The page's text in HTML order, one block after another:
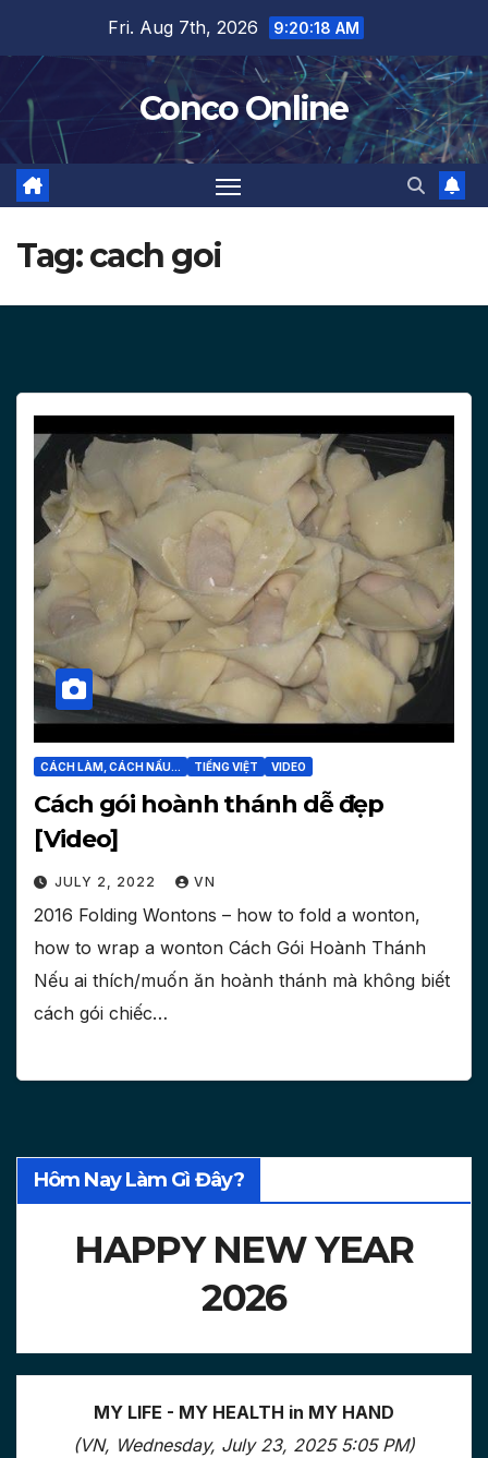
content
Fri. Aug 7th, 2026 9:20:18 AM
Conco Online
Tag:cach goi
CÁCH LÀM, CÁCH NẤU... TIẾNG VIỆT VIDEO
Cách gói hoành thánh dễ đẹp
[Video]
JULY 2, 2022 VN
2016 Folding Wontons – how to fold a wonton,
how to wrap a wonton Cách Gói Hoành Thánh
Nếu ai thích/muốn ăn hoành thánh mà không biết
cách gói chiếc…
Hôm Nay Làm Gì Đây?
HAPPY NEW YEAR
2026
MY LIFE - MY HEALTH in MY HAND
(VN, Wednesday, July 23, 2025 5:05 PM)